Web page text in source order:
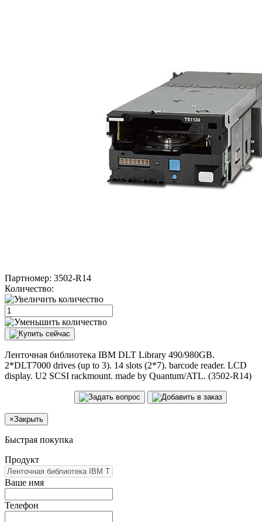
Партномер: 3502-R14
Количество:
Ленточная библиотека IBM DLT Library 490/980GB.
2*DLT7000 drives (up to 3). 14 slots (2*7). barcode reader. LCD
display. U2 SCSI rackmount. made by Quantum/ATL. (3502-R14)
×Закрыть
Быстрая покупка
Продукт
Ваше имя
Телефон